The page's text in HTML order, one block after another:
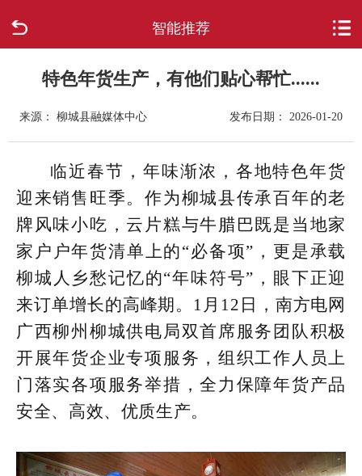
智能推荐
走进柳城
新闻中心
政府信息公开
网上办事
互动回应
数据专题
特色年货生产，有他们贴心帮忙......
来源： 柳城县融媒体中心 发布日期： 2026-01-20
临近春节，年味渐浓，各地特色年货
迎来销售旺季。作为柳城县传承百年的老
牌风味小吃，云片糕与牛腊巴既是当地家
家户户年货清单上的“必备项”，更是承载
柳城人乡愁记忆的“年味符号”，眼下正迎
来订单增长的高峰期。1月12日，南方电网
广西柳州柳城供电局双首席服务团队积极
开展年货企业专项服务，组织工作人员上
门落实各项服务举措，全力保障年货产品
安全、高效、优质生产。